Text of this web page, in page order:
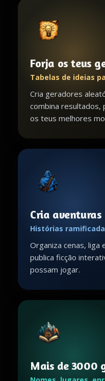
Forja os teus
Tabelas de ideias
Cria geradores
combina resultados,
os teus melhores
Cria aventuras
Histórias
Organiza cenas, liga
publica ficção
possam jogar.
Mais de 3000